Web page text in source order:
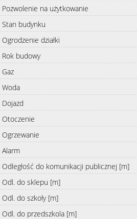
Pozwolenie na użytkowanie
Stan budynku
Ogrodzenie działki
Rok budowy
Gaz
Woda
Dojazd
Otoczenie
Ogrzewanie
Alarm
Odległość do komunikacji publicznej [m]
Odl. do sklepu [m]
Odl. do szkoły [m]
Odl. do przedszkola [m]